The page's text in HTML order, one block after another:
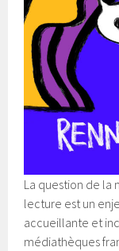
La question de la
lecture est un
accueillante et
médiathèques